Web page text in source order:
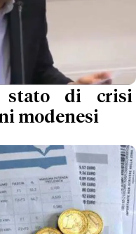
stato di crisi
modenesi